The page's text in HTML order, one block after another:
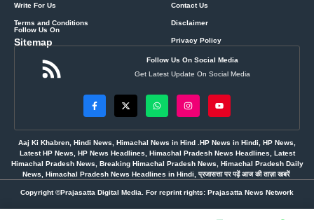
Write For Us
Terms and Conditions
Sitemap
Contact Us
Disclaimer
Privacy Policy
Follow Us On
Follow Us On Social Media
Get Latest Update On Social Media
Aaj Ki Khabren, Hindi News, Himachal News in Hind .HP News in Hindi, HP News,
Latest HP News, HP News Headlines, Himachal Pradesh News Headlines, Latest
Himachal Pradesh News, Breaking Himachal Pradesh News, Himachal Pradesh Daily
News, Himachal Pradesh News Headlines in Hindi, प्रजासत्ता पर पढ़ें आज की ताज़ा खबरें
Copyright ©Prajasatta Digital Media. For reprint rights: Prajasatta News Network